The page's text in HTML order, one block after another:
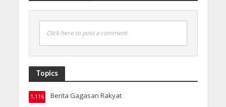
Click here to post a comment
Topics
Berita Gagasan Rakyat
1,116